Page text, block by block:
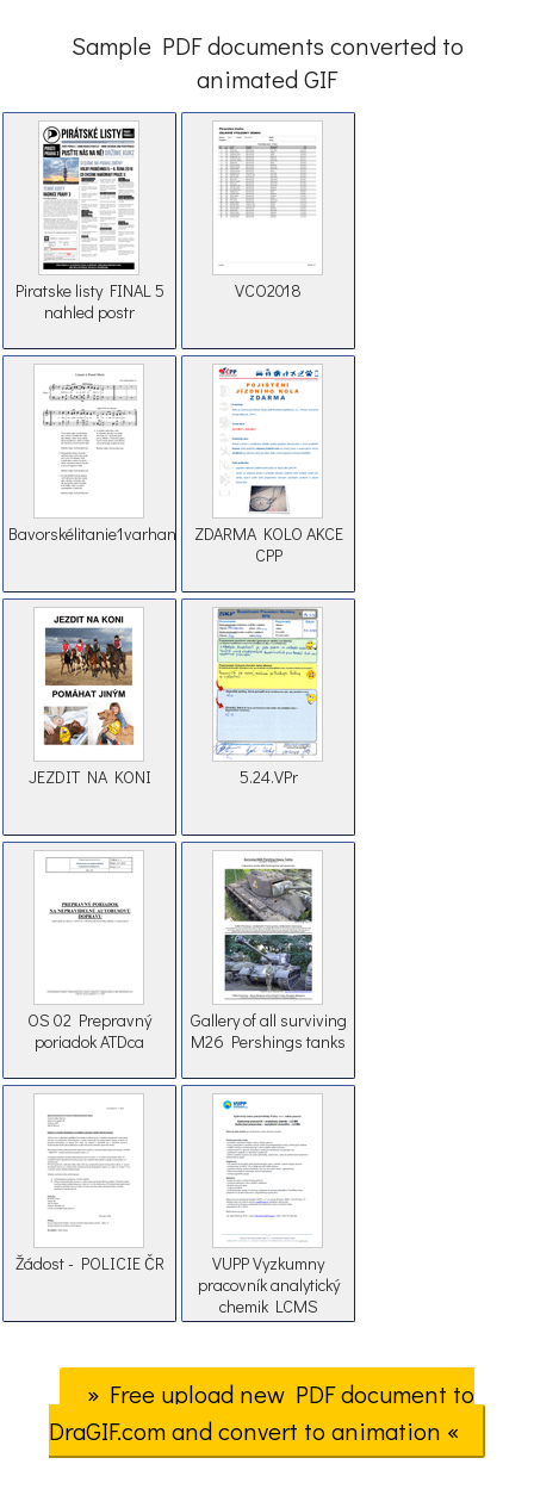
Sample PDF documents converted to
animated GIF
Piratske listy FINAL 5
nahled postr
VCO2018
Bavorskélitanie1varhaník
ZDARMA KOLO AKCE
CPP
JEZDIT NA KONI 5.24.VPr
OS 02 Prepravný
poriadok ATDca
Gallery of all surviving
M26 Pershings tanks
Žádost - POLICIE ČR
VUPP Vyzkumny
pracovník analytický
chemik LCMS
» Free upload new PDF document to
DraGIF.com and convert to animation «